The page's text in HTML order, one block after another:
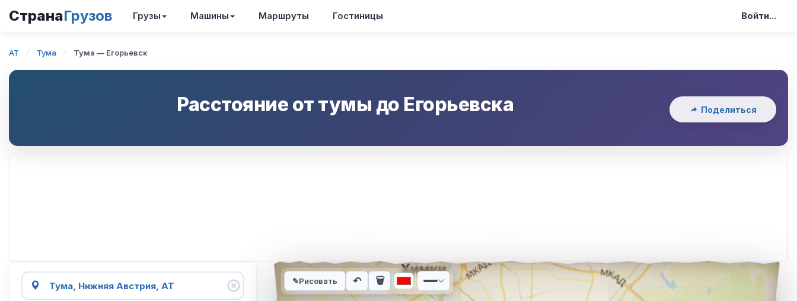
СтранаГрузов Грузы Машины Маршруты Гостиницы Войти...
AT Тума Тума — Егорьевск
Расстояние от тумы до Егорьевска Поделиться
Интерактивная карта автомобильного маршрута из города Тума в город Егорьевск.
✎Рисовать ↶ 🗑